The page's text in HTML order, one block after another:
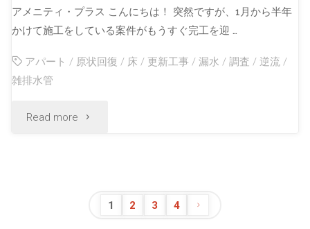
アメニティ・プラス こんにちは！ 突然ですが、1月から半年
かけて施工をしている案件がもうすぐ完工を迎 …
アパート / 原状回復 / 床 / 更新工事 /漏水 /調査 /逆流 /
雑排水管
Read more
1 2 3 4